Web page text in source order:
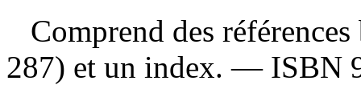
Comprend des
287) et un index. — ISBN